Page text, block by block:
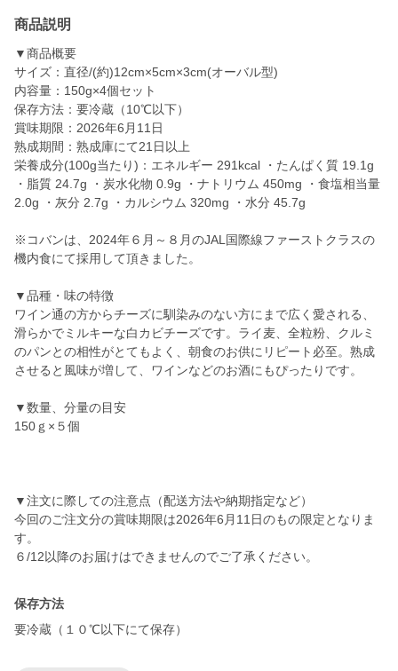
商品説明
▼商品概要
サイズ：直径/(約)12cm×5cm×3cm(オーバル型)
内容量：150g×4個セット
保存方法：要冷蔵（10℃以下）
賞味期限：2026年6月11日
熟成期間：熟成庫にて21日以上
栄養成分(100g当たり)：エネルギー 291kcal ・たんぱく質 19.1g
・脂質 24.7g ・炭水化物 0.9g ・ナトリウム 450mg ・食塩相当量
2.0g ・灰分 2.7g ・カルシウム 320mg ・水分 45.7g
※コバンは、2024年６月～８月のJAL国際線ファーストクラスの
機内食にて採用して頂きました。
▼品種・味の特徴
ワイン通の方からチーズに馴染みのない方にまで広く愛される、
滑らかでミルキーな白カビチーズです。ライ麦、全粒粉、クルミ
のパンとの相性がとてもよく、朝食のお供にリピート必至。熟成
させると風味が増して、ワインなどのお酒にもぴったりです。
▼数量、分量の目安
150ｇ×５個
▼注文に際しての注意点（配送方法や納期指定など）
今回のご注文分の賞味期限は2026年6月11日のもの限定となりま
す。
保存方法
要冷蔵（１０℃以下にて保存）